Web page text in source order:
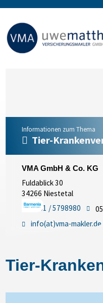
Informationen zum Thema
Tier-
VMA GmbH & Co. KG
Fuldablick 30
34266 Niestetal
0561 / 5798980
info(at)vma-makler.de
Tier-